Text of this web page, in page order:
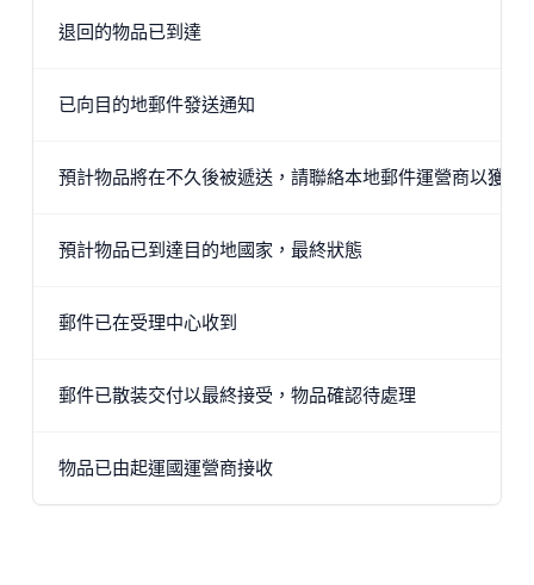
退回的物品已到達
已向目的地郵件發送通知
預計物品將在不久後被遞送，請聯絡本地郵件運營商以獲取
預計物品已到達目的地國家，最終狀態
郵件已在受理中心收到
郵件已散装交付以最終接受，物品確認待處理
物品已由起運國運營商接收